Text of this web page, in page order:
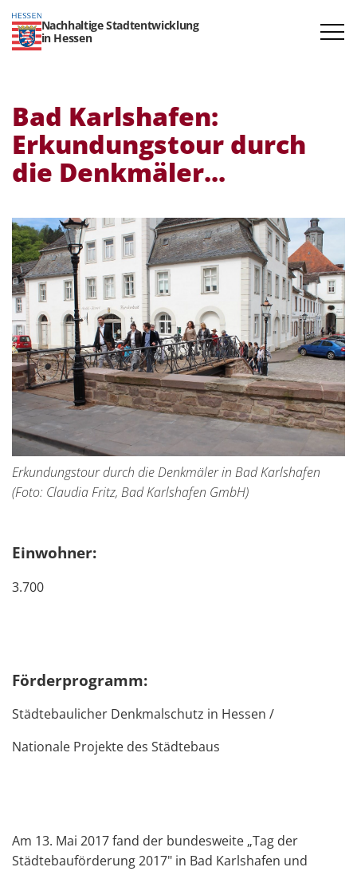
Nachhaltige Stadtentwicklung
in Hessen
Bad Karls­hafen:
Erkun­dungstour durch
die Denkmäler...
Erkundungstour durch die Denkmäler in Bad Karlshafen
(Foto: Claudia Fritz, Bad Karlshafen GmbH)
Einwohner:
3.700
Förderprogramm:
Städtebaulicher Denkmalschutz in Hessen /
Nationale Projekte des Städtebaus
Am 13. Mai 2017 fand der bundesweite „Tag der
Städtebauförderung 2017" in Bad Karlshafen und